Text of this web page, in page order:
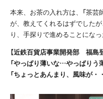
本来、お茶の入れ方は、「茶芸
が、教えてくれるはずでした
り、手探りで進めることになっ
【近鉄百貨店事業開発部 福島
「やっぱり薄いな…やっぱりう
「ちょっとあんまり、風味が・